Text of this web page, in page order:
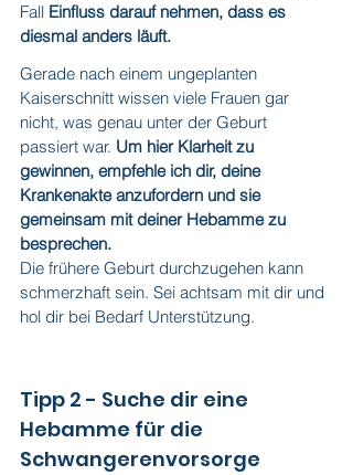
Fall Einfluss darauf nehmen, dass es
diesmal anders läuft.
Gerade nach einem ungeplanten
Kaiserschnitt wissen viele Frauen gar
nicht, was genau unter der Geburt
passiert war. Um hier Klarheit zu
gewinnen, empfehle ich dir, deine
Krankenakte anzufordern und sie
gemeinsam mit deiner Hebamme zu
besprechen.
Die frühere Geburt durchzugehen kann
schmerzhaft sein. Sei achtsam mit dir und
hol dir bei Bedarf Unterstützung.
Tipp 2 - Suche dir eine
Hebamme für die
Schwangerenvorsorge